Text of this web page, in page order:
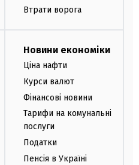
Втрати ворога
Новини економіки
Ціна нафти
Курси валют
Фінансові новини
Тарифи на комунальні
послуги
Податки
Пенсія в Україні